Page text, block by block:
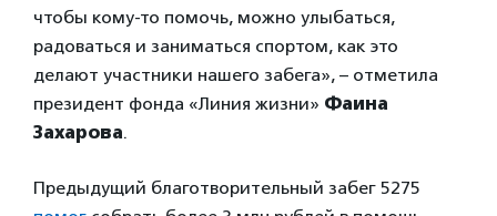
чтобы кому-то помочь, можно улыбаться,
радоваться и заниматься спортом, как это
делают участники нашего забега», – отметила
президент фонда «Линия жизни» Фаина
Захарова.
Предыдущий благотворительный забег 5275